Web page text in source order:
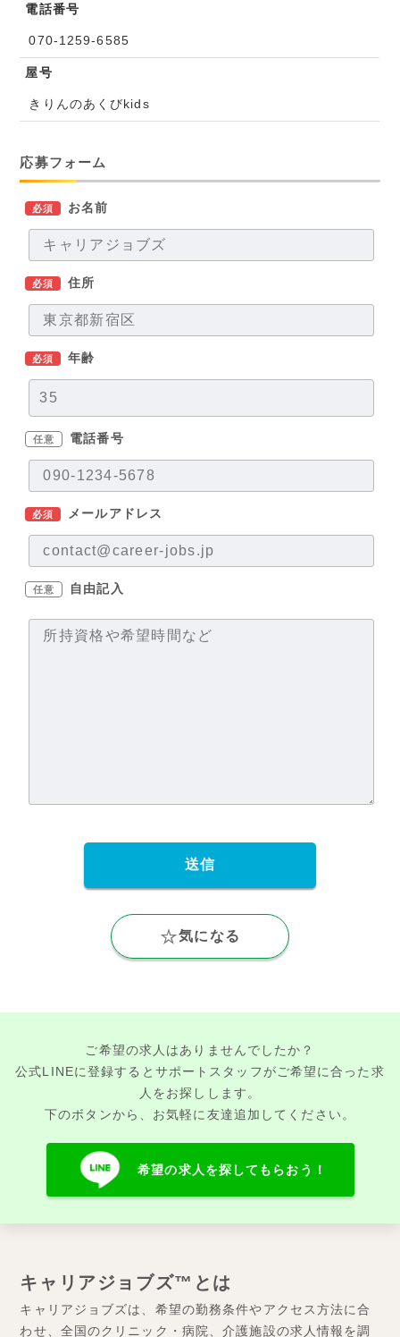
電話番号
070-1259-6585
屋号
きりんのあくびkids
応募フォーム
必須 お名前
必須 住所
必須 年齢
任意 電話番号
必須 メールアドレス
任意 自由記入
気になる
ご希望の求人はありませんでしたか？
公式LINEに登録するとサポートスタッフがご希望に合った求
人をお探しします。
下のボタンから、お気軽に友達追加してください。
希望の求人を探してもらおう！
キャリアジョブズ™とは
キャリアジョブズは、希望の勤務条件やアクセス方法に合
わせ、全国のクリニック・病院、介護施設の求人情報を調